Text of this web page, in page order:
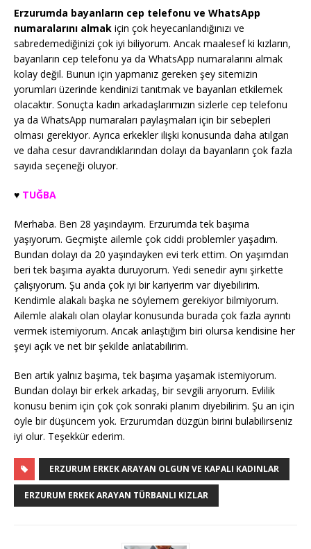
Erzurumda bayanların cep telefonu ve WhatsApp
numaralarını almak için çok heyecanlandığınızı ve
sabredemediğinizi çok iyi biliyorum. Ancak maalesef ki kızların,
bayanların cep telefonu ya da WhatsApp numaralarını almak
kolay değil. Bunun için yapmanız gereken şey sitemizin
yorumları üzerinde kendinizi tanıtmak ve bayanları etkilemek
olacaktır. Sonuçta kadın arkadaşlarımızın sizlerle cep telefonu
ya da WhatsApp numaraları paylaşmaları için bir sebepleri
olması gerekiyor. Ayrıca erkekler ilişki konusunda daha atılgan
ve daha cesur davrandıklarından dolayı da bayanların çok fazla
sayıda seçeneği oluyor.
♥️ TUĞBA
Merhaba. Ben 28 yaşındayım. Erzurumda tek başıma
yaşıyorum. Geçmişte ailemle çok ciddi problemler yaşadım.
Bundan dolayı da 20 yaşındayken evi terk ettim. On yaşımdan
beri tek başıma ayakta duruyorum. Yedi senedir aynı şirkette
çalışıyorum. Şu anda çok iyi bir kariyerim var diyebilirim.
Kendimle alakalı başka ne söylemem gerekiyor bilmiyorum.
Ailemle alakalı olan olaylar konusunda burada çok fazla ayrıntı
vermek istemiyorum. Ancak anlaştığım biri olursa kendisine her
şeyi açık ve net bir şekilde anlatabilirim.
Ben artık yalnız başıma, tek başıma yaşamak istemiyorum.
Bundan dolayı bir erkek arkadaş, bir sevgili arıyorum. Evlilik
konusu benim için çok çok sonraki planım diyebilirim. Şu an için
öyle bir düşüncem yok. Erzurumdan düzgün birini bulabilirseniz
iyi olur. Teşekkür ederim.
ERZURUM ERKEK ARAYAN OLGUN VE KAPALI KADINLAR
ERZURUM ERKEK ARAYAN TÜRBANLI KIZLAR